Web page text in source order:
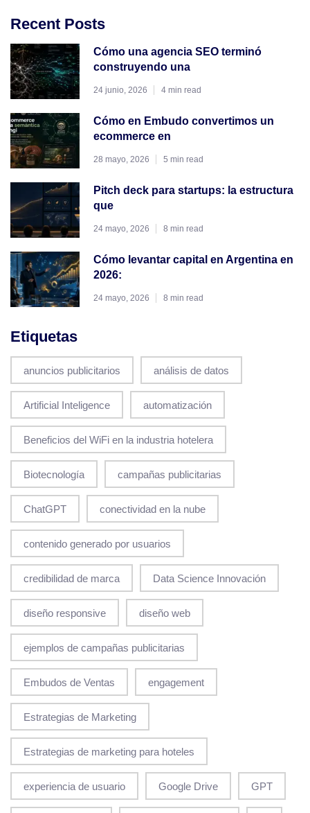
Recent Posts
Cómo una agencia SEO terminó
construyendo una
24 junio, 2026 4 min read
Cómo en Embudo convertimos un
ecommerce en
28 mayo, 2026 5 min read
Pitch deck para startups: la estructura
que
24 mayo, 2026 8 min read
Cómo levantar capital en Argentina en
2026:
24 mayo, 2026 8 min read
Etiquetas
anuncios publicitarios análisis de datos
Artificial Inteligence automatización
Beneficios del WiFi en la industria hotelera
Biotecnología campañas publicitarias
ChatGPT conectividad en la nube
contenido generado por usuarios
credibilidad de marca Data Science Innovación
diseño responsive diseño web
ejemplos de campañas publicitarias
Embudos de Ventas engagement
Estrategias de Marketing
Estrategias de marketing para hoteles
experiencia de usuario Google Drive GPT